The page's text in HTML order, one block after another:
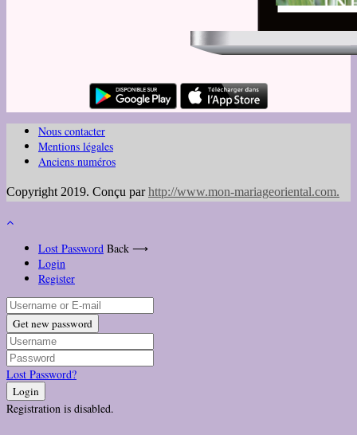
Nous contacter
Mentions légales
Anciens numéros
Copyright 2019. Conçu parhttp://www.mon-mariageoriental.com.
Lost Password Back ⟶
Login
Register
Get new password
Lost Password?
Login
Registration is disabled.